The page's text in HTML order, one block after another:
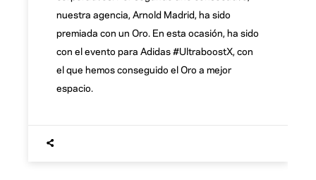
nuestra agencia, Arnold Madrid, ha sido
premiada con un Oro. En esta ocasión, ha sido
con el evento para Adidas #UltraboostX, con
el que hemos conseguido el Oro a mejor
espacio.